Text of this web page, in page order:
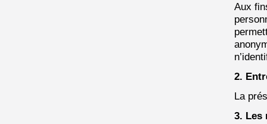
Aux
2.
La
3. Les